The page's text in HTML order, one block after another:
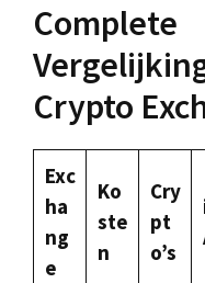
Complete
Crypto
Exc
ha
ng
e
Ko
ste
n
Cry
pt
o’s